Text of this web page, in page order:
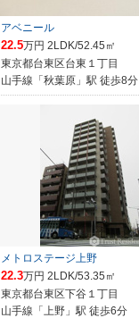
アベニール
22.5万円 2LDK/52.45㎡
東京都台東区台東１丁目
山手線「秋葉原」駅 徒歩8分
メトロステージ上野
22.3万円 2LDK/53.35㎡
東京都台東区下谷１丁目
山手線「上野」駅 徒歩6分